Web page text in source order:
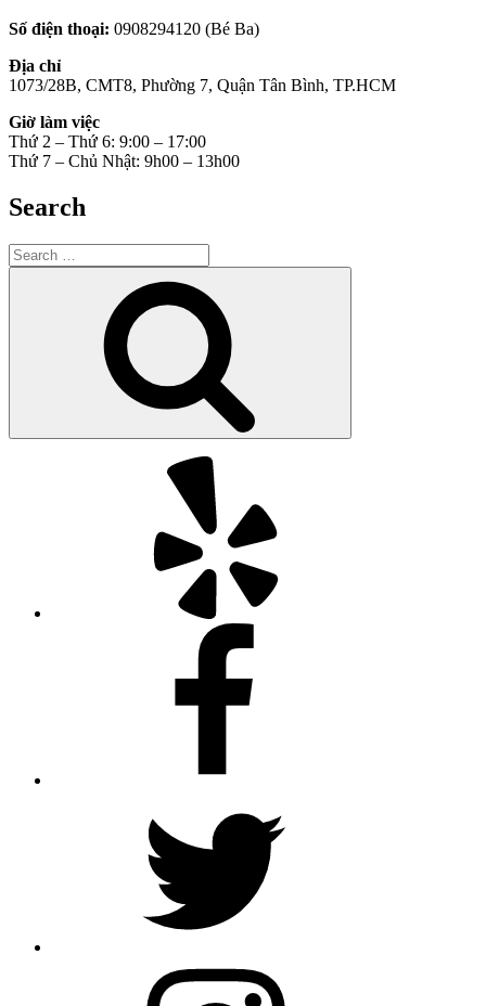
Số điện thoại: 0908294120 (Bé Ba)
Địa chỉ
1073/28B, CMT8, Phường 7, Quận Tân Bình, TP.HCM
Giờ làm việc
Thứ 2 – Thứ 6: 9:00 – 17:00
Thứ 7 – Chủ Nhật: 9h00 – 13h00
Search
Search
for: